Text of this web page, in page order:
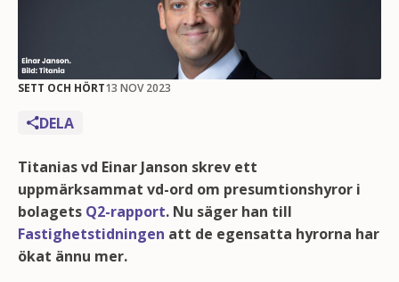
SETT OCH HÖRT13 NOV 2023
DELA
Titanias vd Einar Janson skrev ett
uppmärksammat vd-ord om presumtionshyror i
bolagets Q2-rapport. Nu säger han till
Fastighetstidningen att de egensatta hyrorna har
ökat ännu mer.